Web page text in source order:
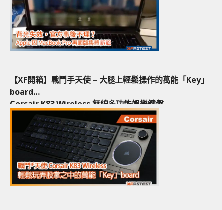
【XF開箱】戰鬥手天使 – 大腿上輕鬆操作的萬能「Key」
board
Corsair K83 Wireless 無線多功能娛樂鍵盤